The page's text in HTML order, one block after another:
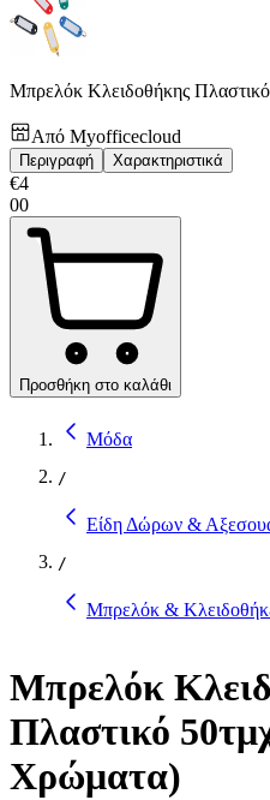
Μπρελόκ Κλειδοθήκης
Από Myofficecloud
Περιγραφή Χαρακτηριστικά
€4
00
Προσθήκη στο καλάθι
Μόδα
/
Είδη Δώρων &
/
Μπρελόκ &
Μπρελόκ
Πλαστικό
Χρώματα)